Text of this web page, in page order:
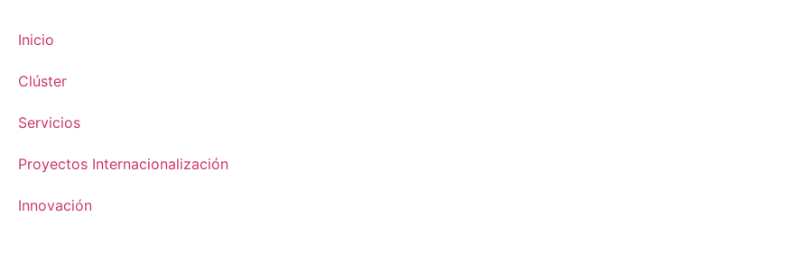
Inicio
Clúster
Servicios
Proyectos Internacionalización
Innovación